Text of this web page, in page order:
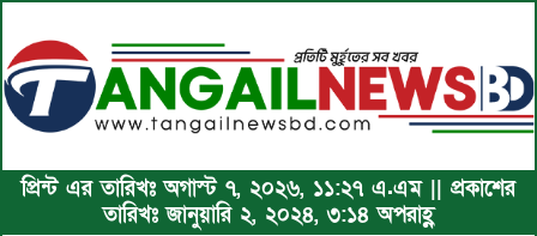
প্রিন্ট এর তারিখঃ অগাস্ট ৭, ২০২৬, ১১:২৭ এ.এম || প্রকাশের
তারিখঃ জানুয়ারি ২, ২০২৪, ৩:১৪ অপরাহ্ণ